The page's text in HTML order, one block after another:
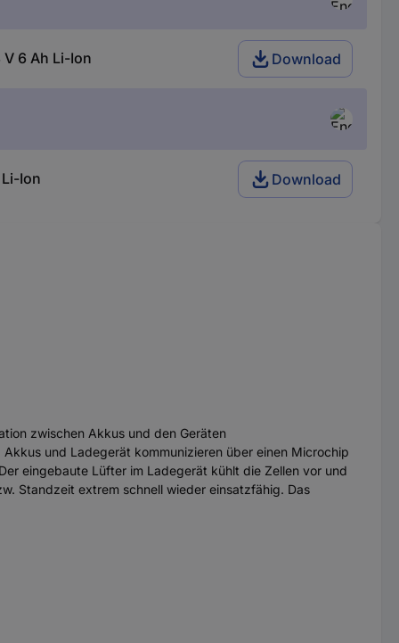
6 Ah Li-Ion Download
Ion Download
zwischen Akkus und den Geräten
und Ladegerät kommunizieren über einen Microchip
eingebaute Lüfter im Ladegerät kühlt die Zellen vor und
Standzeit extrem schnell wieder einsatzfähig. Das